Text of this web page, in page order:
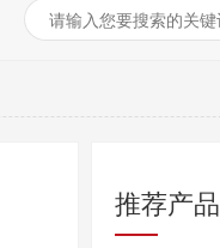
推荐产品